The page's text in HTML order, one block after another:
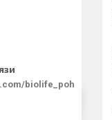
biolife_poh